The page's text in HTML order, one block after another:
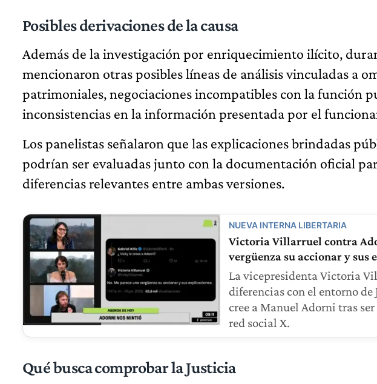
Posibles derivaciones de la causa
Además de la investigación por enriquecimiento ilícito,
mencionaron otras posibles líneas de análisis vinculadas a
patrimoniales, negociaciones incompatibles con la función
inconsistencias en la información presentada por el
Los panelistas señalaron que las explicaciones brindadas
podrían ser evaluadas junto con la documentación oficial
diferencias relevantes entre ambas versiones.
NUEVA INTERNA LIBERTARIA
Victoria Villarruel contra
vergüenza su accionar y sus
La vicepresidenta Victoria
diferencias con el entorno
cree a Manuel Adorni tras
red social X.
Qué busca comprobar la Justicia